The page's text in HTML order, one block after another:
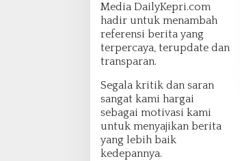
Media DailyKepri.com
hadir untuk menambah
referensi berita yang
terpercaya, terupdate dan
transparan.
Segala kritik dan saran
sangat kami hargai
sebagai motivasi kami
untuk menyajikan berita
yang lebih baik
kedepannya.